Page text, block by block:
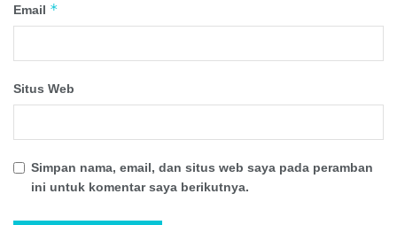
Email *
Situs Web
Simpan nama, email, dan situs web saya pada peramban
ini untuk komentar saya berikutnya.